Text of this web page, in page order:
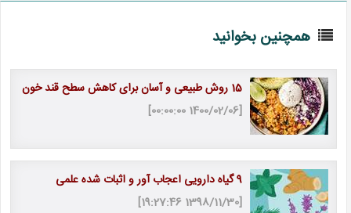
همچنین بخوانید
15 روش طبیعی و آسان برای کاهش سطح قند خون
[1400/02/06 00:00:00]
9 گیاه دارویی اعجاب آور و اثبات شده علمی
[1398/11/30 19:27:46]